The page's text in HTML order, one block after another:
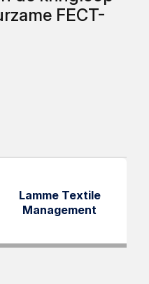
FECT-
Lamme Textile
Management